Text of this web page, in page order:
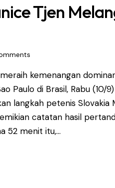
Tjen
kemenangan
Paulo di Brasil, Rabu (10/9)
langkah petenis Slovakia
catatan hasil
52 menit itu,…